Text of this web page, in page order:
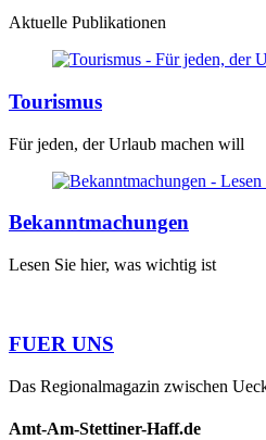
Aktuelle Publikationen
Tourismus
Für jeden, der Urlaub machen will
Bekanntmachungen
Lesen Sie hier, was wichtig ist
FUER UNS
Das Regionalmagazin zwischen
Amt-Am-Stettiner-Haff.de